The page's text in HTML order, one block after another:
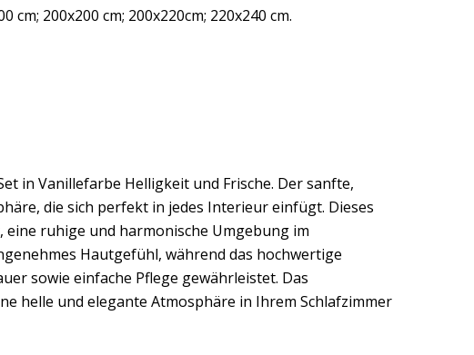
cm; 200x200 cm; 200x220cm; 220x240 cm.
in Vanillefarbe Helligkeit und Frische. Der sanfte,
die sich perfekt in jedes Interieur einfügt. Dieses
ruhige und harmonische Umgebung im
Hautgefühl, während das hochwertige
sowie einfache Pflege gewährleistet. Das
helle und elegante Atmosphäre in Ihrem Schlafzimmer